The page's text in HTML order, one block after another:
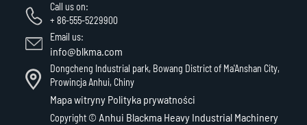
Call us on:
+ 86-555-5229900
Email us:
info@blkma.com
Dongcheng Industrial park, Bowang District of Ma'Anshan City,
Prowincja Anhui, Chiny
Mapa witryny Polityka prywatności
Copyright © Anhui Blackma Heavy Industrial Machinery